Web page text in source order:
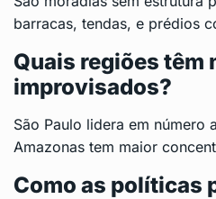
barracas, tendas, e prédios
Quais regiões têm
improvisados?
São Paulo lidera em número
Amazonas tem maior
Como as políticas